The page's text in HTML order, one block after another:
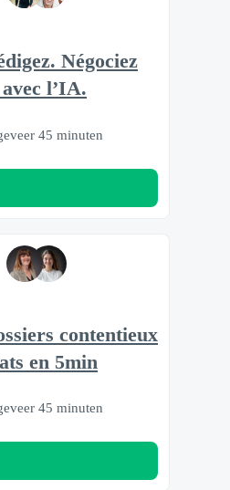
Négociez
l’IA.
45 minuten
contentieux
en 5min
45 minuten